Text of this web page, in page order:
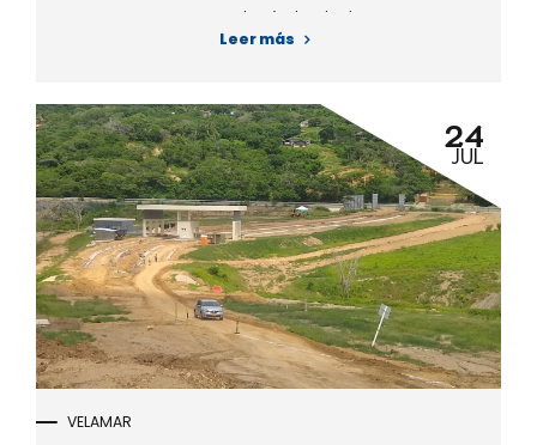
- Instalación de tuberías
- Restaurante
Leer más
VELAMAR
24
JUL